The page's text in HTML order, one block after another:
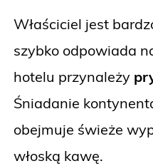
Właściciel jest
szybko odpowiada
hotelu przynależy
Śniadanie
obejmuje świeże
włoską kawę.